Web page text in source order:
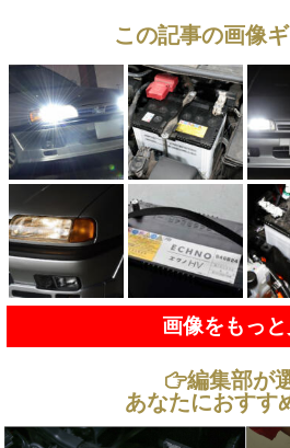
この記事の画像
画像をもっ
編集部が
あなたにおすす